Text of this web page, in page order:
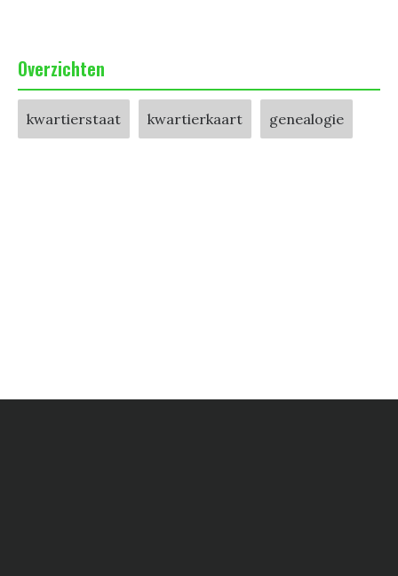
Overzichten
kwartierstaat kwartierkaart genealogie